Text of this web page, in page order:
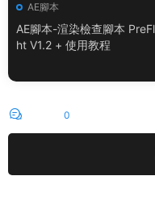
AE腳本
AE腳本-渲染檢查腳本
ht V1.2 + 使用教程
0